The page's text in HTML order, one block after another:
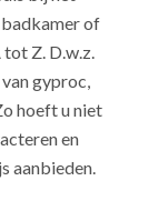
badkamer of
tot Z. D.w.z.
gyproc,
hoeft u niet
en
aanbieden.